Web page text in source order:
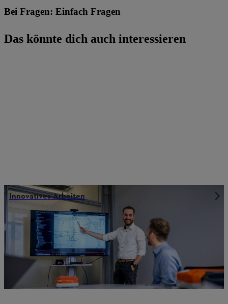
Bei Fragen: Einfach Fragen
Das könnte dich auch interessieren
Innovatives Arbeiten